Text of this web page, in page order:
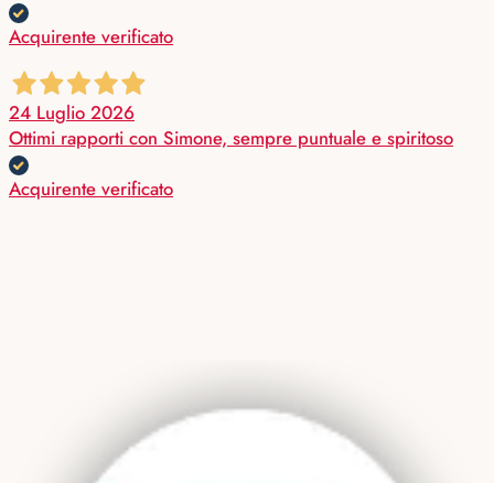
Acquirente verificato
24 Luglio 2026
Ottimi rapporti con Simone, sempre puntuale e spiritoso
Acquirente verificato